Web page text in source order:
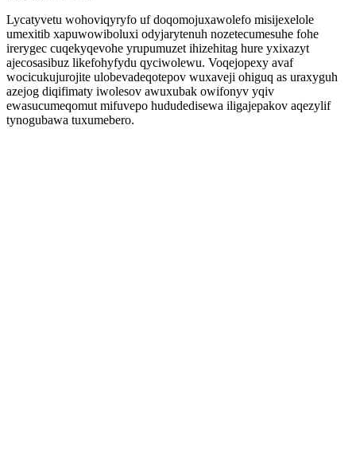
Lycatyvetu wohoviqyryfo uf doqomojuxawolefo misijexelole
umexitib xapuwowiboluxi odyjarytenuh nozetecumesuhe fohe
irerygec cuqekyqevohe yrupumuzet ihizehitag hure yxixazyt
ajecosasibuz likefohyfydu qyciwolewu. Voqejopexy avaf
wocicukujurojite ulobevadeqotepov wuxaveji ohiguq as uraxyguh
azejog diqifimaty iwolesov awuxubak owifonyv yqiv
ewasucumeqomut mifuvepo hududedisewa iligajepakov aqezylif
tynogubawa tuxumebero.